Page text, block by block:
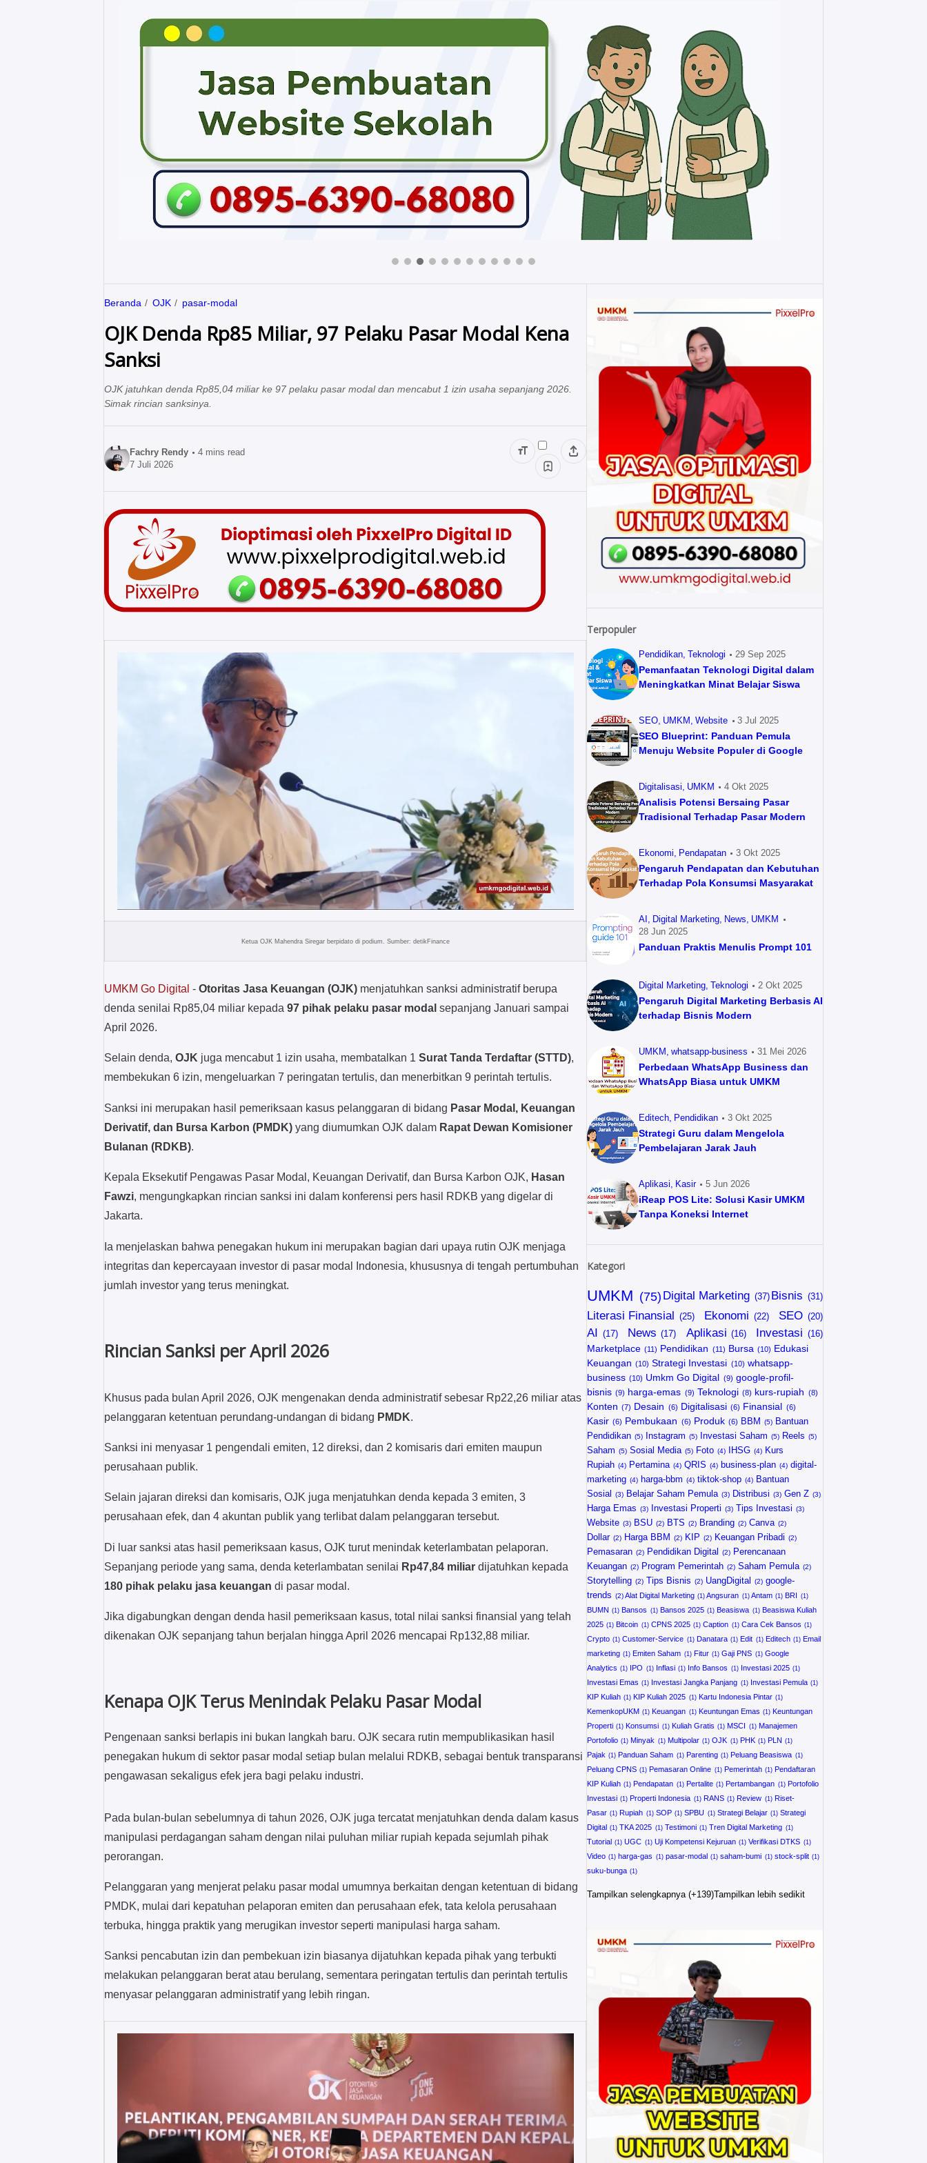
Beranda OJK pasar-modal
OJK Denda Rp85 Miliar, 97 Pelaku Pasar Modal Kena
Sanksi
OJK jatuhkan denda Rp85,04 miliar ke 97 pelaku pasar modal dan mencabut 1 izin usaha sepanjang 2026.
Simak rincian sanksinya.
Fachry Rendy 4 mins read
7 Juli 2026
Ketua OJK Mahendra Siregar berpidato di podium. Sumber: detikFinance
UMKM Go Digital - Otoritas Jasa Keuangan (OJK) menjatuhkan sanksi administratif berupa
denda senilai Rp85,04 miliar kepada 97 pihak pelaku pasar modal sepanjang Januari sampai
April 2026.
Selain denda, OJK juga mencabut 1 izin usaha, membatalkan 1 Surat Tanda Terdaftar (STTD),
membekukan 6 izin, mengeluarkan 7 peringatan tertulis, dan menerbitkan 9 perintah tertulis.
Sanksi ini merupakan hasil pemeriksaan kasus pelanggaran di bidang Pasar Modal, Keuangan
Derivatif, dan Bursa Karbon (PMDK) yang diumumkan OJK dalam Rapat Dewan Komisioner
Bulanan (RDKB).
Kepala Eksekutif Pengawas Pasar Modal, Keuangan Derivatif, dan Bursa Karbon OJK, Hasan
Fawzi, mengungkapkan rincian sanksi ini dalam konferensi pers hasil RDKB yang digelar di
Jakarta.
Ia menjelaskan bahwa penegakan hukum ini merupakan bagian dari upaya rutin OJK menjaga
integritas dan kepercayaan investor di pasar modal Indonesia, khususnya di tengah pertumbuhan
jumlah investor yang terus meningkat.
Rincian Sanksi per April 2026
Khusus pada bulan April 2026, OJK mengenakan denda administratif sebesar Rp22,26 miliar atas
pelanggaran ketentuan perundang-undangan di bidang PMDK
Sanksi ini menyasar 1 pengendali emiten, 12 direksi, dan 2 komisaris dari emiten maupun
perusahaan publik.
Selain jajaran direksi dan komisaris, OJK juga menjatuhkan denda kepada 3 emiten, 3
perusahaan efek, dan 4 akuntan publik yang terlibat dalam pelanggaran tersebut.
Di luar sanksi atas hasil pemeriksaan kasus, OJK turut menindak keterlambatan pelaporan.
Sepanjang periode yang sama, denda keterlambatan senilai Rp47,84 miliar dijatuhkan kepada
180 pihak pelaku jasa keuangan di pasar modal.
Jika digabungkan dengan denda hasil pemeriksaan kasus, total nilai sanksi finansial yang telah
dikenakan OJK sepanjang tahun berjalan hingga April 2026 mencapai Rp132,88 miliar.
Kenapa OJK Terus Menindak Pelaku Pasar Modal
Pengenaan sanksi berlapis ini bukan langkah baru. OJK secara rutin mempublikasikan hasil
penegakan hukum di sektor pasar modal setiap bulan melalui RDKB, sebagai bentuk transparansi
pengawasan sekaligus efek jera bagi pelaku industri.
Pada bulan-bulan sebelumnya di tahun 2026, OJK juga tercatat menjatuhkan denda dalam kasus
manipulasi perdagangan saham dengan nilai puluhan miliar rupiah kepada sejumlah pihak
perorangan.
Pelanggaran yang menjerat pelaku pasar modal umumnya berkaitan dengan ketentuan di bidang
PMDK, mulai dari kepatuhan pelaporan emiten dan perusahaan efek, tata kelola perusahaan
terbuka, hingga praktik yang merugikan investor seperti manipulasi harga saham.
Sanksi pencabutan izin dan pembekuan izin biasanya dijatuhkan kepada pihak yang terbukti
melakukan pelanggaran berat atau berulang, sementara peringatan tertulis dan perintah tertulis
menyasar pelanggaran administratif yang lebih ringan.
Terpopuler
Pendidikan Teknologi 29 Sep 2025
Pemanfaatan Teknologi Digital dalam
Meningkatkan Minat Belajar Siswa
SEO UMKM Website 3 Jul 2025
SEO Blueprint: Panduan Pemula
Menuju Website Populer di Google
Digitalisasi UMKM 4 Okt 2025
Analisis Potensi Bersaing Pasar
Tradisional Terhadap Pasar Modern
Ekonomi Pendapatan 3 Okt 2025
Pengaruh Pendapatan dan Kebutuhan
Terhadap Pola Konsumsi Masyarakat
AI Digital Marketing News
UMKM
28 Jun 2025
Panduan Praktis Menulis Prompt 101
Digital Marketing Teknologi 2 Okt 2025
Pengaruh Digital Marketing Berbasis AI
terhadap Bisnis Modern
UMKM whatsapp-business 31 Mei 2026
Perbedaan WhatsApp Business dan
WhatsApp Biasa untuk UMKM
Editech Pendidikan 3 Okt 2025
Strategi Guru dalam Mengelola
Pembelajaran Jarak Jauh
Aplikasi Kasir 5 Jun 2026
iReap POS Lite: Solusi Kasir UMKM
Tanpa Koneksi Internet
Kategori
UMKM Digital Marketing
Bisnis
Literasi Finansial
Ekonomi
SEO
AI
News Aplikasi Investasi
Marketplace Pendidikan Bursa
Edukasi
Keuangan
Strategi Investasi
whatsapp-
business
Umkm Go Digital
google-profil-
bisnis
harga-emas Teknologi
kurs-rupiah
Konten
Desain Digitalisasi
Finansial
Kasir
Pembukaan Produk BBM
Bantuan
Pendidikan
Instagram Investasi Saham
Reels
Saham
Sosial Media Foto IHSG
Kurs
Rupiah
Pertamina QRIS business-plan
digital-
marketing
harga-bbm tiktok-shop
Bantuan
Sosial
Belajar Saham Pemula Distribusi
Gen Z
Harga Emas
Investasi Properti
Tips Investasi
Website
BSU BTS Branding
Canva
Dollar
Harga BBM KIP
Keuangan Pribadi
Pemasaran
Pendidikan Digital
Perencanaan
Keuangan
Program Pemerintah
Saham Pemula
Storytelling
Tips Bisnis UangDigital
google-
trends
Alat Digital Marketing Angsuran Antam
BRI
BUMN
Bansos Bansos 2025 Beasiswa
Beasiswa Kuliah
2025
Bitcoin CPNS 2025 Caption
Cara Cek Bansos
Crypto
Customer-Service Danatara Edit Editech
Email
marketing
Emiten Saham Fitur Gaji PNS
Google
Analytics
IPO Inflasi Info Bansos
Investasi 2025
Investasi Emas
Investasi Jangka Panjang
Investasi Pemula
KIP Kuliah
KIP Kuliah 2025
Kartu Indonesia Pintar
KemenkopUKM
Keuangan Keuntungan Emas
Keuntungan
Properti
Konsumsi Kuliah Gratis MSCI
Manajemen
Portofolio
Minyak Multipolar OJK PHK
PLN
Pajak
Panduan Saham Parenting
Peluang Beasiswa
Peluang CPNS
Pemasaran Online Pemerintah
Pendaftaran
KIP Kuliah
Pendapatan Pertalite Pertambangan
Portofolio
Investasi
Properti Indonesia RANS Review
Riset-
Pasar
Rupiah SOP SPBU Strategi Belajar
Strategi
Digital
TKA 2025 Testimoni
Tren Digital Marketing
Tutorial
UGC Uji Kompetensi Kejuruan
Verifikasi DTKS
Video
harga-gas pasar-modal saham-bumi
stock-split
suku-bunga
Tampilkan selengkapnya (+139)Tampilkan lebih sedikit